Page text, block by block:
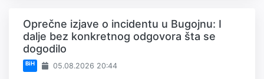
Oprečne izjave o incidentu u Bugojnu: I
dalje bez konkretnog odgovora šta se
dogodilo
BiH 05.08.2026 20:44